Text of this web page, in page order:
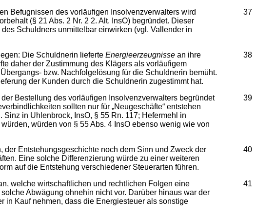
37
Befugnissen des vorläufigen Insolvenzverwalters wird
(§ 21 Abs. 2 Nr. 2 2. Alt. InsO) begründet. Dieser
Schuldners unmittelbar einwirken (vgl. Vallender in
38
Die Schuldnerin lieferte Energieerzeugnisse an ihre
daher der Zustimmung des Klägers als vorläufigem
bzw. Nachfolgelösung für die Schuldnerin bemüht.
der Kunden durch die Schuldnerin zugestimmt hat.
39
Bestellung des vorläufigen Insolvenzverwalters begründet
sollten nur für „Neugeschäfte“ entstehen
in Uhlenbrock, InsO, § 55 Rn. 117; Hefermehl in
würden von § 55 Abs. 4 InsO ebenso wenig wie von
40
Entstehungsgeschichte noch dem Sinn und Zweck der
Eine solche Differenzierung würde zu einer weiteren
auf die Entstehung verschiedener Steuerarten führen.
41
welche wirtschaftlichen und rechtlichen Folgen eine
Abwägung ohnehin nicht vor. Darüber hinaus war der
in Kauf nehmen, dass die Energiesteuer als sonstige